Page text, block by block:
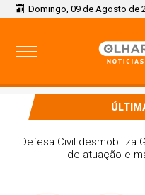
Domingo, 09 de Agosto de
Defesa Civil desmobiliza
de atuação e